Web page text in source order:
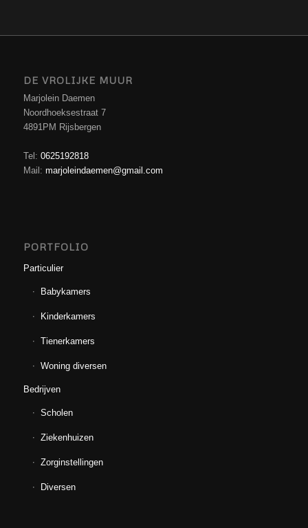
DE VROLIJKE MUUR
Marjolein Daemen
Noordhoeksestraat 7
4891PM Rijsbergen
Tel: 0625192818
Mail: marjoleindaemen@gmail.com
PORTFOLIO
Particulier
Babykamers
Kinderkamers
Tienerkamers
Woning diversen
Bedrijven
Scholen
Ziekenhuizen
Zorginstellingen
Diversen